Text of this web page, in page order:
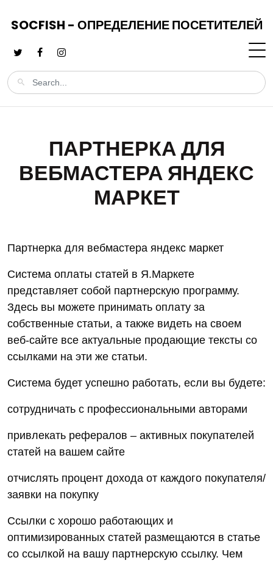
SOCFISH - ОПРЕДЕЛЕНИЕ ПОСЕТИТЕЛЕЙ
ПАРТНЕРКА ДЛЯ
ВЕБМАСТЕРА ЯНДЕКС
МАРКЕТ
Партнерка для вебмастера яндекс маркет
Система оплаты статей в Я.Маркете
представляет собой партнерскую программу.
Здесь вы можете принимать оплату за
собственные статьи, а также видеть на своем
веб-сайте все актуальные продающие тексты со
ссылками на эти же статьи.
Система будет успешно работать, если вы будете:
сотрудничать с профессиональными авторами
привлекать рефералов – активных покупателей
статей на вашем сайте
отчислять процент дохода от каждого покупателя/
заявки на покупку
Ссылки с хорошо работающих и
оптимизированных статей размещаются в статье
со ссылкой на вашу партнерскую ссылку. Чем